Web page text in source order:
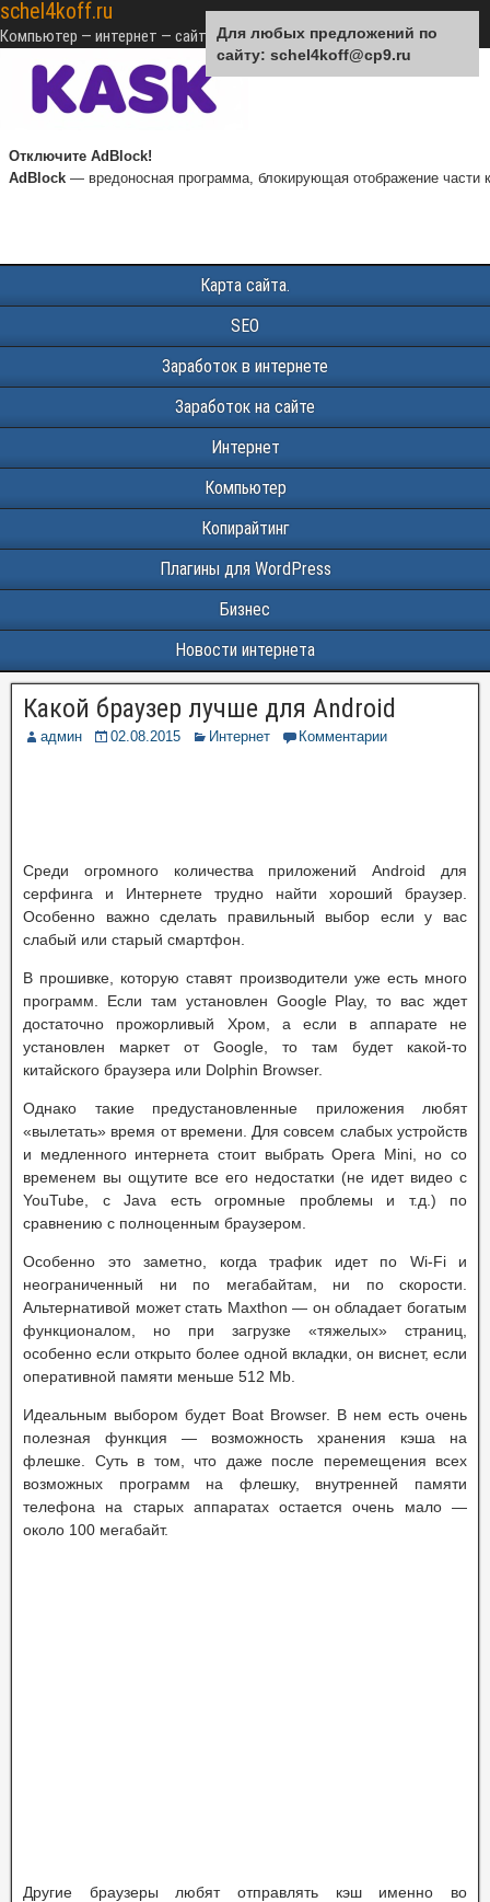
schel4koff.ru
Компьютер — интернет — сайтостроение — SEO — монетизация
Отключите AdBlock!
AdBlock — вредоносная программа, блокирующая отображение части
Карта сайта.
SEO
Заработок в интернете
Заработок на сайте
Интернет
Компьютер
Копирайтинг
Плагины для WordPress
Бизнес
Новости интернета
Какой браузер лучше для Android
админ 02.08.2015 Интернет Комментарии
Среди огромного количества приложений Android для
серфинга и Интернете трудно найти хороший браузер.
Особенно важно сделать правильный выбор если у вас
слабый или старый смартфон.
В прошивке, которую ставят производители уже есть много
программ. Если там установлен Google Play, то вас ждет
достаточно прожорливый Хром, а если в аппарате не
установлен маркет от Google, то там будет какой-то
китайского браузера или Dolphin Browser.
Однако такие предустановленные приложения любят
«вылетать» время от времени. Для совсем слабых устройств
и медленного интернета стоит выбрать Opera Mini, но со
временем вы ощутите все его недостатки (не идет видео с
YouTube, с Java есть огромные проблемы и т.д.) по
сравнению с полноценным браузером.
Особенно это заметно, когда трафик идет по Wi-Fi и
неограниченный ни по мегабайтам, ни по скорости.
Альтернативой может стать Maxthon — он обладает богатым
функционалом, но при загрузке «тяжелых» страниц,
особенно если открыто более одной вкладки, он виснет, если
оперативной памяти меньше 512 Mb.
Идеальным выбором будет Boat Browser. В нем есть очень
полезная функция — возможность хранения кэша на
флешке. Суть в том, что даже после перемещения всех
возможных программ на флешку, внутренней памяти
телефона на старых аппаратах остается очень мало —
около 100 мегабайт.
Другие браузеры любят отправлять кэш именно во
Для любых предложений по
сайту: schel4koff@cp9.ru